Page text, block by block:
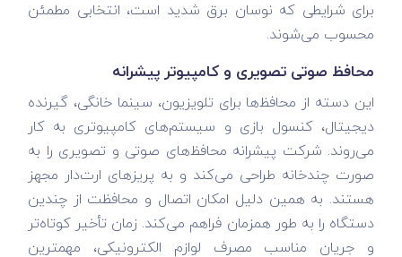
برای شرایطی که نوسان برق شدید است، انتخابی مطمئن
محسوب می‌شوند.
محافظ صوتی تصویری و کامپیوتر پیشرانه
این دسته از محافظ‌ها برای تلویزیون، سینما خانگی، گیرنده
دیجیتال، کنسول بازی و سیستم‌های کامپیوتری به کار
می‌روند. شرکت پیشرانه محافظ‌های صوتی و تصویری را به
صورت چندخانه طراحی می‌کند و به پریزهای ارت‌دار مجهز
هستند. به همین دلیل امکان اتصال و محافظت از چندین
دستگاه را به طور همزمان فراهم می‌کند. زمان تأخیر کوتاه‌تر
و جریان مناسب مصرف لوازم الکترونیکی، مهمترین